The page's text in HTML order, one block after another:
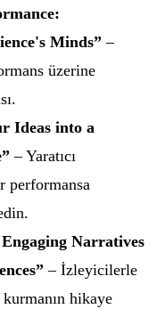
Minds”–
üzerine
Ideas into a
– Yaratıcı
performansa
Narratives
– İzleyicilerle
hikaye